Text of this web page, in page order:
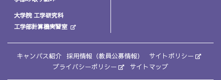
大学院 工学研究科
工学部計算機実習室
キャンパス紹介 採用情報（教員公募情報）
サイトポリシー
プライバシーポリシー
サイトマップ